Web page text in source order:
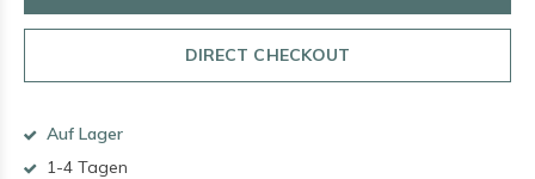
DIRECT CHECKOUT
Auf Lager
1-4 Tagen